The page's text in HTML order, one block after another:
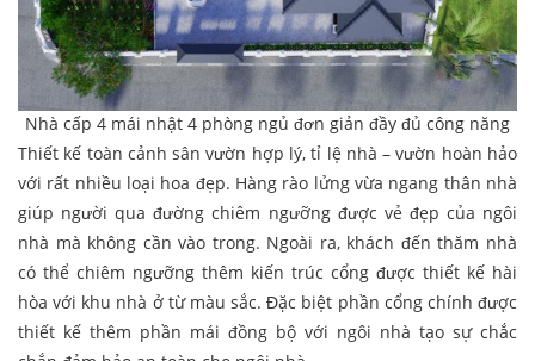
Nhà cấp 4 mái nhật 4 phòng ngủ đơn giản đầy đủ công năng
Thiết kế toàn cảnh sân vườn hợp lý, tỉ lệ nhà – vườn hoàn hảo
với rất nhiều loại hoa đẹp. Hàng rào lửng vừa ngang thân nhà
giúp người qua đường chiêm ngưỡng được vẻ đẹp của ngôi
nhà mà không cần vào trong. Ngoài ra, khách đến thăm nhà
có thể chiêm ngưỡng thêm kiến trúc cổng được thiết kế hài
hòa với khu nhà ở từ màu sắc. Đặc biệt phần cổng chính được
thiết kế thêm phần mái đồng bộ với ngôi nhà tạo sự chắc